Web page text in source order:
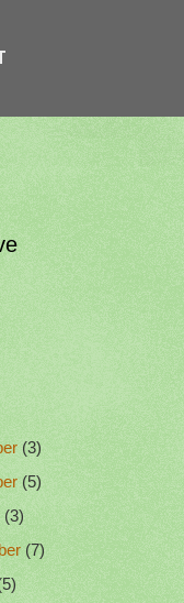
(3)
(5)
(3)
(7)